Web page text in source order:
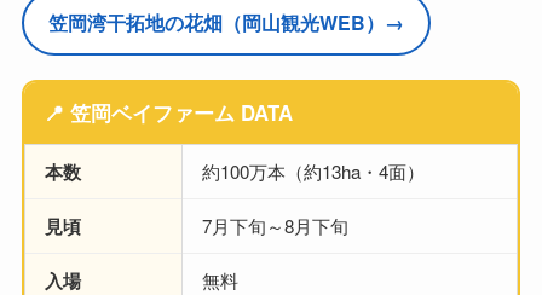
笠岡湾干拓地の花畑（岡山観光WEB）→
📍 笠岡ベイファーム DATA
本数 約100万本（約13ha・4面）
見頃 7月下旬～8月下旬
入場 無料